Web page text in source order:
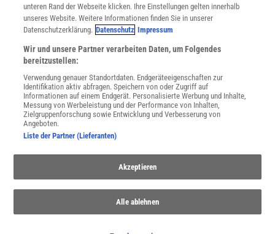
Alle Artikel
Impressum
Angebote für Schulen
Angebote für Institutionen
Sprachen lernen mit Gymglish
Lexika
Für Spektrum schreiben
Zugänglichkeitserklärung
WEBSEITEN
KielSCN
Wissenschaft in die Schulen
SciLogs
unteren Rand der Webseite klicken. Ihre Einstellungen gelten innerhalb
unseres Website. Weitere Informationen finden Sie in unserer
Datenschutzerklärung. Datenschutz Impressum
Wir und unsere Partner verarbeiten Daten, um Folgendes
bereitzustellen:
Verwendung genauer Standortdaten. Endgeräteeigenschaften zur
Identifikation aktiv abfragen. Speichern von oder Zugriff auf
Informationen auf einem Endgerät. Personalisierte Werbung und Inhalte,
Messung von Werbeleistung und der Performance von Inhalten,
Zielgruppenforschung sowie Entwicklung und Verbesserung von
Angeboten.
Liste der Partner (Lieferanten)
Akzeptieren
Alle ablehnen